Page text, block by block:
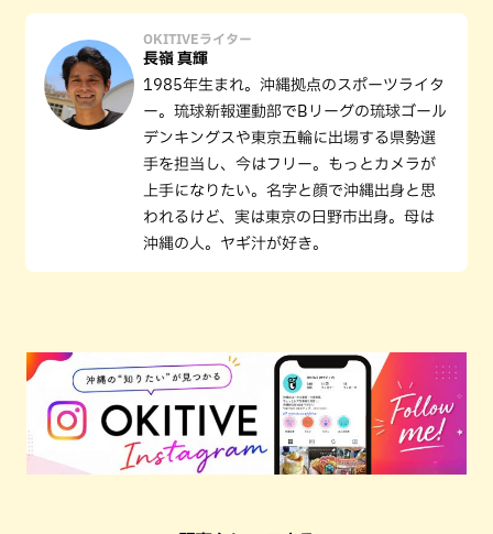
OKITIVEライター
長嶺 真輝
1985年生まれ。沖縄拠点のスポーツライタ
ー。琉球新報運動部でBリーグの琉球ゴール
デンキングスや東京五輪に出場する県勢選
手を担当し、今はフリー。もっとカメラが
上手になりたい。名字と顔で沖縄出身と思
われるけど、実は東京の日野市出身。母は
沖縄の人。ヤギ汁が好き。